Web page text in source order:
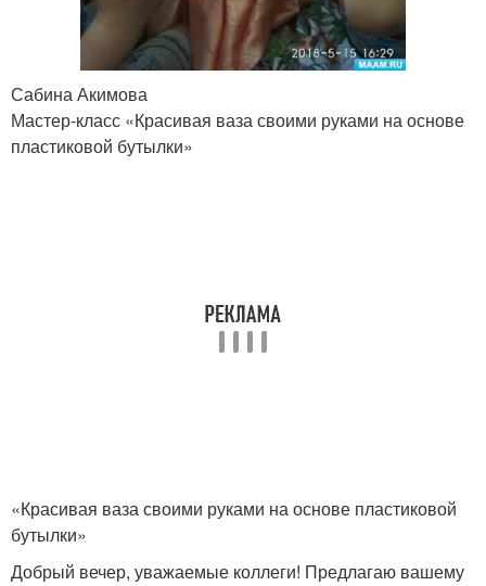
Сабина Акимова
Мастер-класс «Красивая ваза своими руками на основе
пластиковой бутылки»
«Красивая ваза своими руками на основе пластиковой
бутылки»
Добрый вечер, уважаемые коллеги! Предлагаю вашему